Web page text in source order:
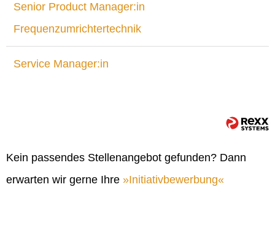
Senior Product Manager:in
Frequenzumrichtertechnik
Service Manager:in
Kein passendes Stellenangebot gefunden? Dann
erwarten wir gerne Ihre
Initiativbewerbung